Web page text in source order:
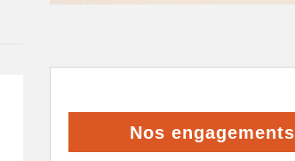
Nos engagements